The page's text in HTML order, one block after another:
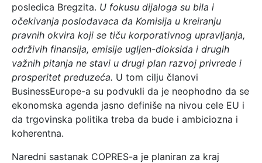
posledica Bregzita. U fokusu dijaloga su bila i
očekivanja poslodavaca da Komisija u kreiranju
pravnih okvira koji se tiču korporativnog upravljanja,
održivih finansija, emisije ugljen-dioksida i drugih
važnih pitanja ne stavi u drugi plan razvoj privrede i
prosperitet preduzeća. U tom cilju članovi
BusinessEurope-a su podvukli da je neophodno da se
ekonomska agenda jasno definiše na nivou cele EU i
da trgovinska politika treba da bude i ambiciozna i
koherentna.
Naredni sastanak COPRES-a je planiran za kraj